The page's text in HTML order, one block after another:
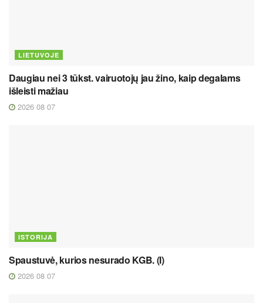
LIETUVOJE
Daugiau nei 3 tūkst. vairuotojų jau žino, kaip degalams
išleisti mažiau
2026 08 07
ISTORIJA
Spaustuvė, kurios nesurado KGB. (I)
2026 08 07